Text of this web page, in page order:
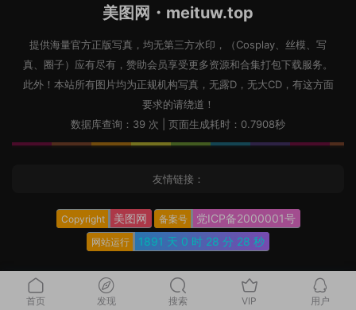
美图网・meituw.top
提供海量官方正版写真，均无第三方水印，（Cosplay、丝模、写
真、圈子）应有尽有，赞助会员享受更多资源和合集打包下载服务。
此外！本站所有图片均为正规机构写真，无露D，无大CD，有这方面
要求的请绕道！
数据库查询：39 次 | 页面生成耗时：0.7908秒
友情链接：
Copyright 美图网 备案号 党ICP备2000001号
网站运行 1891 天 0 时 28 分 29 秒
首页 发现 搜索 VIP 用户